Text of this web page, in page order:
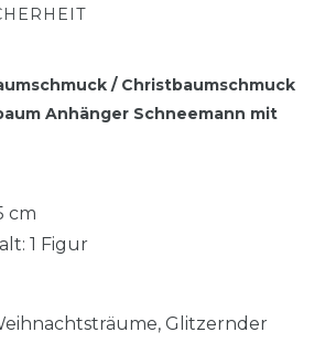
/ Christbaumschmuck
Anhänger Schneemann mit
cm
1 Figur
Glitzernder